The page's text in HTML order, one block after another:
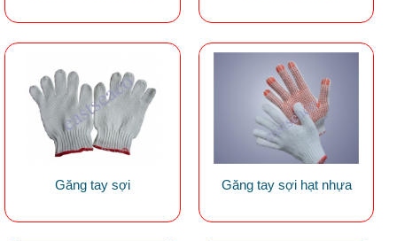
Găng tay sợi Găng tay sợi hạt nhựa